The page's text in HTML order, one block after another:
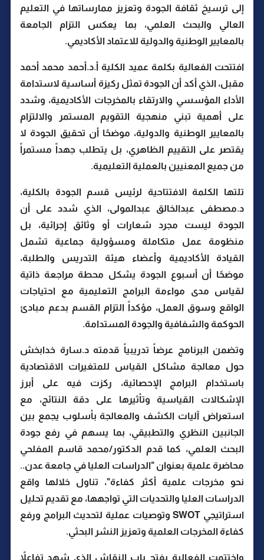
إلى ترسيخ ثقافة الجودة وتعزيز ممارساتها في التعليم
العالي والبحث العلمي، بما يعكس التزام الجامعة
بالمعايير الوطنية والدولية للاعتماد الأكاديمي.
افتتحت الفعالية بكلمة عميد الكلية أ.د.أحمد محمد أحمد
مقبل، الذي أكد أن الجودة تمثل ركيزة أساسية لاستدامة
الأداء المؤسسي والارتقاء بالمخرجات الأكاديمية، وشدد
على أهمية تبني منهجية التقويم المستمر والالتزام
بالمعايير الوطنية والدولية، موضحًا أن تحقيق الجودة لا
يقتصر على التقييم الظاهري، بل يتطلب جهداً مستمراً
من جميع المعنيين بالعملية التعليمية.
تلتها الكلمة الافتتاحية لرئيس قسم الجودة بالكلية،
د.مصطفى عبدالخالق عبدالمولى، الذي شدد على أن
الجودة ليست مجرد شعارات أو وثائق إجرائية، بل
منظومة عمل متكاملة ومسؤولية جماعية تشمل
القيادة الأكاديمية وأعضاء هيئة التدريس والطلبة،
موضحًا أن أسبوع الجودة يشكل محطة مراجعة ذاتية
لقياس مدى مواءمة البرامج التعليمية مع احتياجات
الواقع وسوق العمل، مؤكداً التزام القسم بدعم مبادئ
الحوكمة والشفافية والجودة المستدامة.
وتضمن البرنامج عرضاً تدريبياً قدمته د.سارة خدابخش
حول معالجة مشاكل القياس للمتغيرات الاقتصادية
باستخدام البرامج الإحصائية، ركزت فيه على أبرز
الإشكالات القياسية وتأثيرها على دقة النتائج، مع
استعراض آليات الكشف والمعالجة بأسلوب يجمع بين
الجانبين النظري والتطبيقي، بما يسهم في رفع جودة
البحث العلمي، كما قدم الدكتور/محمد قاسم المفلحي
محاضرة علمية بعنوان "الدراسات العليا في جامعة عدن..
نحو مخرجات علمية أكثر كفاءة"، تناول خلالها واقع
الدراسات العليا والتحديات التي تواجهها، مع تقديم تحليل
استراتيجي SWOT وتوصيات عملية لتحديث البرامج ورفع
كفاءة المخرجات العلمية وتعزيز النشر البحثي.
واختتمت الفعالية بفتح باب النقاش الذي شهد تفاعلاً